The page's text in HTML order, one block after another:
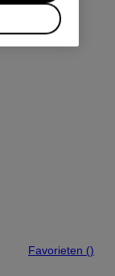
Favorieten ()